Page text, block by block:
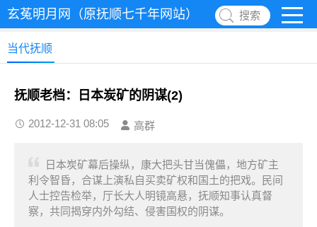
玄菟明月网（原抚顺七千年网站） 搜索
当代抚顺
抚顺老档：日本炭矿的阴谋(2)
2012-12-31 08:05 高群
日本炭矿幕后操纵，康大把头甘当傀儡，地方矿主
利令智昏，合谋上演私自买卖矿权和国土的把戏。民间
人士控告检举，厅长大人明镜高悬，抚顺知事认真督
察，共同揭穿内外勾结、侵害国权的阴谋。